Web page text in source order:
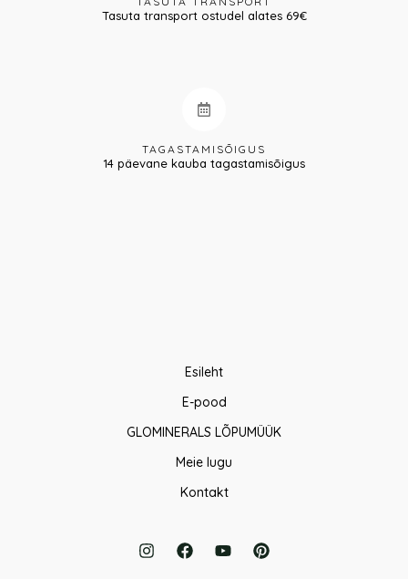
Tasuta transport ostudel alates 69€
TAGASTAMISÕIGUS
14 päevane kauba tagastamisõigus
Esileht
E-pood
GLOMINERALS LÕPUMÜÜK
Meie lugu
Kontakt